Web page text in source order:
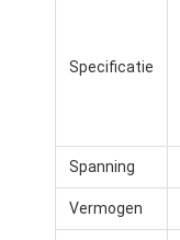
Producten
Over Ons
Specificatie
Spanning
Vermogen